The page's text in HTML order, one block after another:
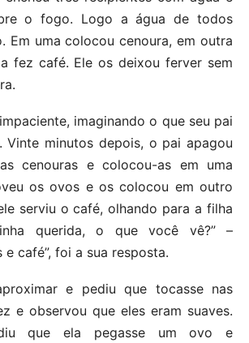
o fogo. Logo a água de todos
Em uma colocou cenoura, em outra
fez café. Ele os deixou ferver sem
imaginando o que seu pai
Vinte minutos depois, o pai apagou
cenouras e colocou-as em uma
os ovos e os colocou em outro
serviu o café, olhando para a filha
querida, o que você vê?” –
e café”, foi a sua resposta.
e pediu que tocasse nas
e observou que eles eram suaves.
que ela pegasse um ovo e